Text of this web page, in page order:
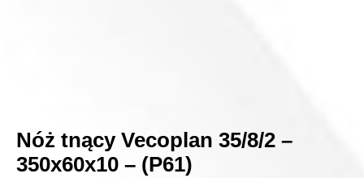
Nóż tnący Vecoplan 35/8/2 –
350x60x10 – (P61)